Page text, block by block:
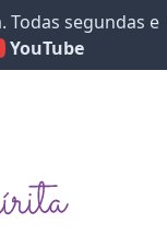
Todas segundas e
YouTube